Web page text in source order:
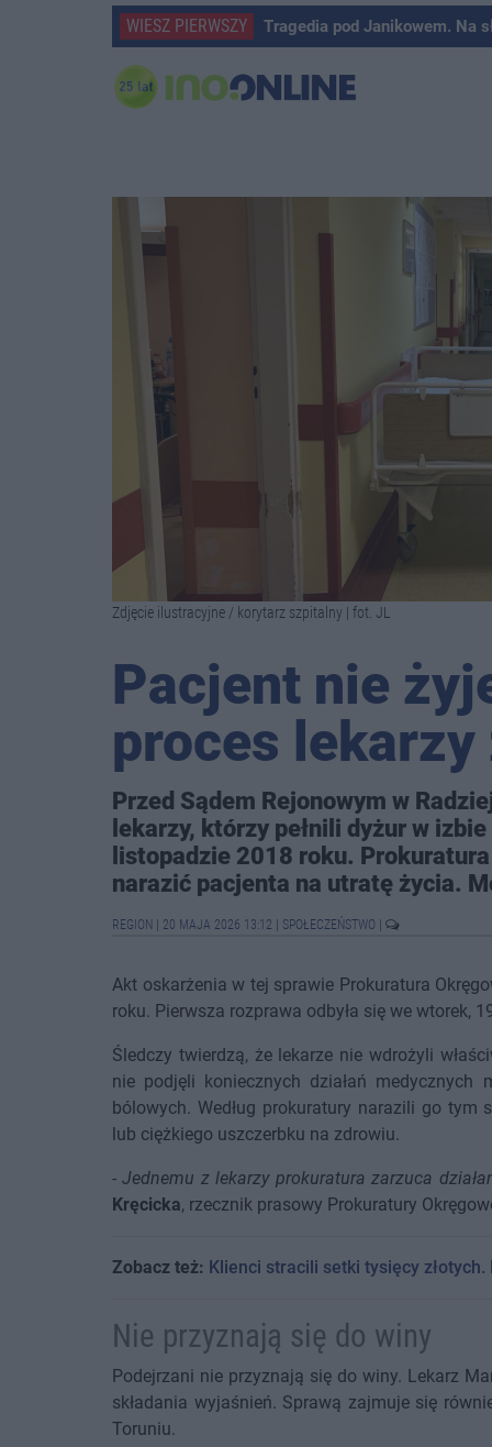
WIESZ PIERWSZY Tragedia pod Janikowem. Na
Zdjęcie ilustracyjne / korytarz szpitalny | fot. JL
Pacjent nie
proces lekarzy
Przed Sądem Rejonowym w
lekarzy, którzy pełnili dyżur w
listopadzie 2018 roku.
narazić pacjenta na utratę życia.
REGION 20 MAJA 2026 13:12 SPOŁECZEŃSTWO
Akt oskarżenia w tej sprawie Prokuratura
roku. Pierwsza rozprawa odbyła się we wtorek,
Śledczy twierdzą, że lekarze nie wdrożyli
nie podjęli koniecznych działań medycznych
bólowych. Według prokuratury narazili go tym
lub ciężkiego uszczerbku na zdrowiu.
-Jednemu z lekarzy prokuratura zarzuca
Kręcicka, rzecznik prasowy Prokuratury
Zobacz też: Klienci stracili setki tysięcy
Nie przyznają się do winy
Podejrzani nie przyznają się do winy. Lekarz
składania wyjaśnień. Sprawą zajmuje się
Toruniu.